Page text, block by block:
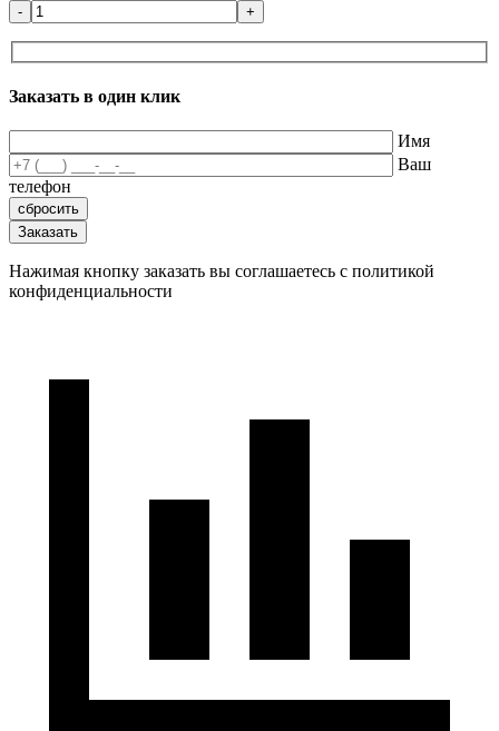
- +
Заказать в один клик
Имя
Ваш
телефон
Нажимая кнопку заказать вы соглашаетесь с политикой
конфиденциальности